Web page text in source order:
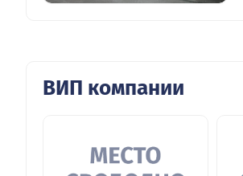
ВИП компании